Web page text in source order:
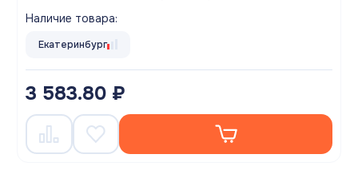
Выводим из ассортимента!
Наличие товара:
Екатеринбург
3 583.80 ₽